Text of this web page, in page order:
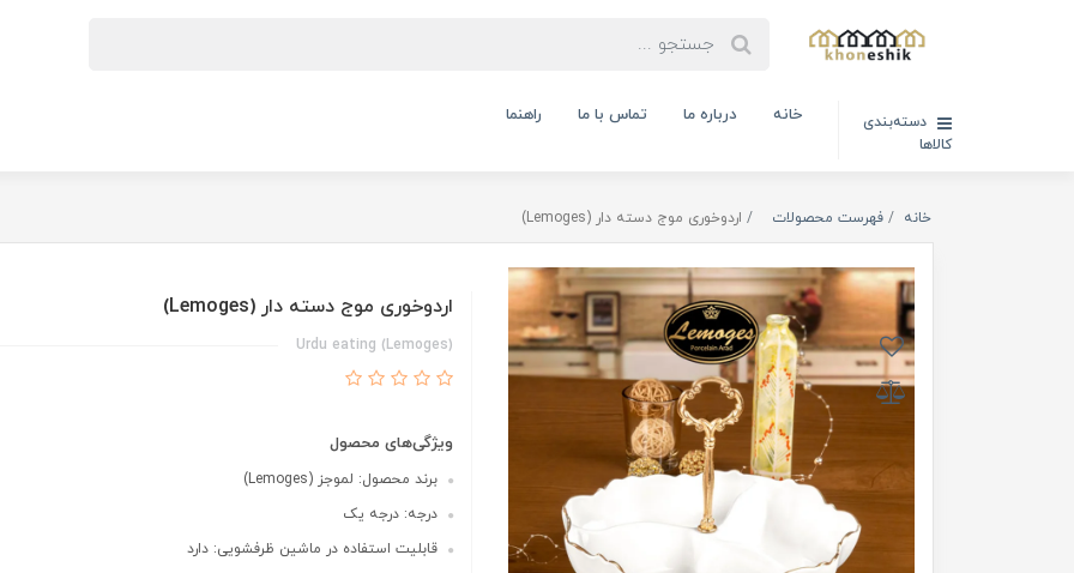
دسته‌بندی
کالاها
خانه درباره ما تماس با ما راهنما
خانه فهرست محصولات اردوخوری موج دسته دار (Lemoges)
اردوخوری موج دسته دار (Lemoges)
Urdu eating (Lemoges)
ویژگی‌های محصول
برند محصول: لموجز (Lemoges)
درجه: درجه یک
قابلیت استفاده در ماشین ظرفشویی: دارد